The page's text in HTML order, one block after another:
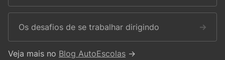
Os desafios de se trabalhar dirigindo →
Veja mais no Blog AutoEscolas →